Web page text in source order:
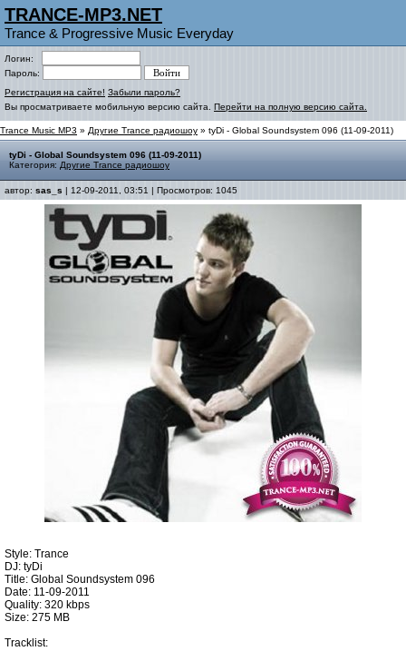
TRANCE-MP3.NET
Trance & Progressive Music Everyday
Логин:
Пароль:
Регистрация на сайте! Забыли пароль?
Вы просматриваете мобильную версию сайта. Перейти на полную версию сайта.
Trance Music MP3 » Другие Trance радиошоу » tyDi - Global Soundsystem 096 (11-09-2011)
tyDi - Global Soundsystem 096 (11-09-2011)
Категория: Другие Trance радиошоу
автор: sas_s | 12-09-2011, 03:51 | Просмотров: 1045
Style: Trance
DJ: tyDi
Title: Global Soundsystem 096
Date: 11-09-2011
Quality: 320 kbps
Size: 275 MB
Tracklist: